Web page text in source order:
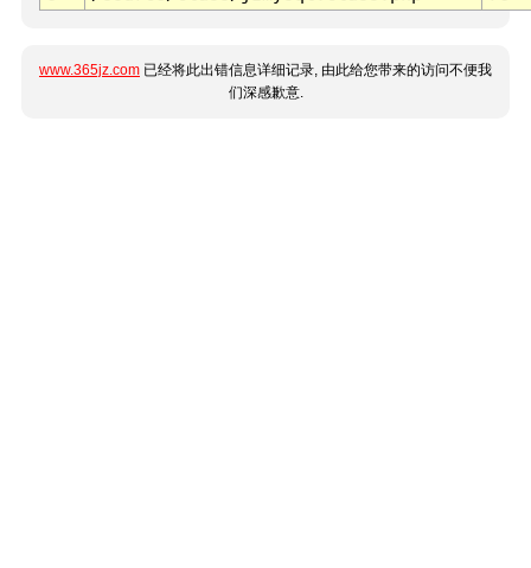
www.365jz.com 已经将此出错信息详细记录, 由此给您带来的访问不便我
们深感歉意.